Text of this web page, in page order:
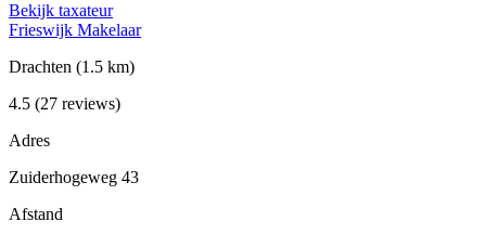
Bekijk taxateur
Frieswijk Makelaar
Drachten (1.5 km)
4.5 (27 reviews)
Adres
Zuiderhogeweg 43
Afstand